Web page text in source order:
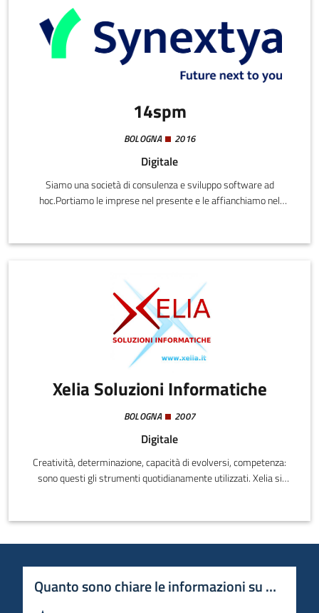
14spm
BOLOGNA 2016
Digitale
Siamo una società di consulenza e sviluppo software ad
hoc.Portiamo le imprese nel presente e le affianchiamo nel
l’obiettivo di migliorare, facilitare e automatizzare i processi
strategici di sistemi complessi.
Xelia Soluzioni Informatiche
BOLOGNA 2007
Digitale
Creatività, determinazione, capacità di evolversi, competenza:
sono questi gli strumenti quotidianamente utilizzati. Xelia si
rispetto dei tempi ed efficienza dei costi.L’innovatività in Xelia è
rintracciabile anche nei suoi lavori oltre nelle tecnologie che
Quanto sono chiare le informazioni su questa